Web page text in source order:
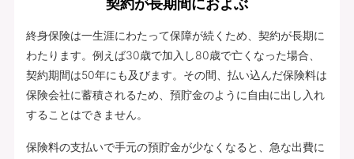
契約が長期間におよぶ
終身保険は一生涯にわたって保障が続くため、契約が長期に
わたります。例えば30歳で加入し80歳で亡くなった場合、
契約期間は50年にも及びます。その間、払い込んだ保険料は
保険会社に蓄積されるため、預貯金のように自由に出し入れ
することはできません。
保険料の支払いで手元の預貯金が少なくなると、急な出費に